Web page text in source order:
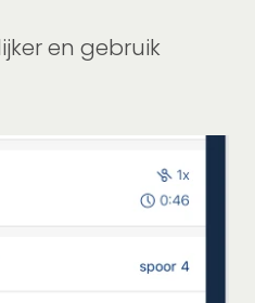
en gebruik